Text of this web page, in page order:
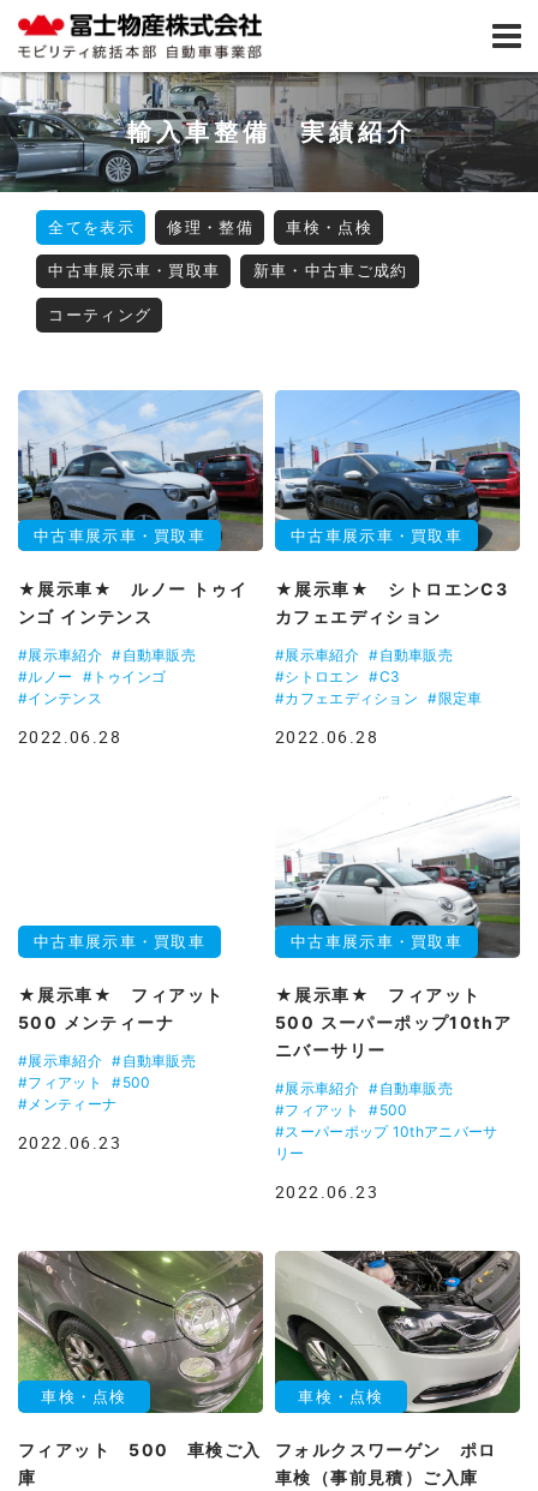
輸入車整備 実績紹介
全てを表示 修理・整備 車検・点検
中古車展示車・買取車 新車・中古車ご成約
コーティング
中古車展示車・買取車
★展示車★ ルノー トゥイ
ンゴ インテンス
#展示車紹介 #自動車販売
#ルノー
#トゥインゴ
#インテンス
2022.06.28
中古車展示車・買取車
★展示車★ シトロエンC3
カフェエディション
#展示車紹介 #自動車販売
#シトロエン
#C3
#カフェエディション
#限定車
2022.06.28
中古車展示車・買取車
★展示車★ フィアット
500 メンティーナ
#展示車紹介 #自動車販売
#フィアット
#500
#メンティーナ
2022.06.23
中古車展示車・買取車
★展示車★ フィアット
500 スーパーポップ10thア
ニバーサリー
#展示車紹介 #自動車販売
#フィアット
#500
#スーパーポップ 10thアニバーサ
リー
2022.06.23
車検・点検
フィアット 500 車検ご入
庫
車検・点検
フォルクスワーゲン ポロ
車検（事前見積）ご入庫